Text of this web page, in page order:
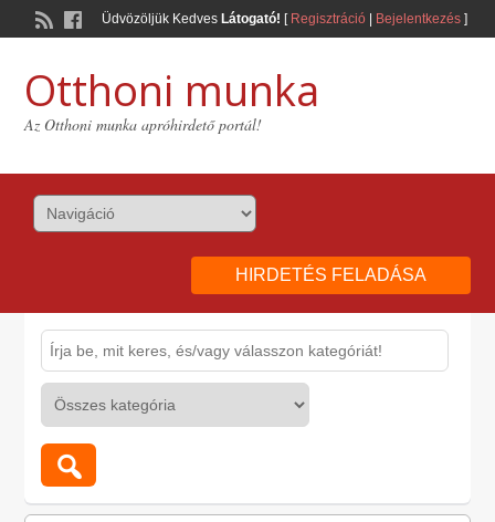
Üdvözöljük Kedves Látogató! [ Regisztráció| Bejelentkezés]
Otthoni munka
Az Otthoni munka apróhirdető portál!
HIRDETÉS FELADÁSA